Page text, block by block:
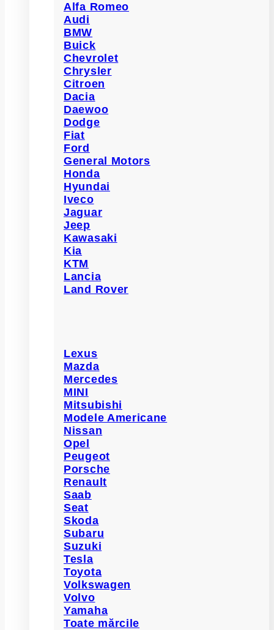
Alfa Romeo
Audi
BMW
Buick
Chevrolet
Chrysler
Citroen
Dacia
Daewoo
Dodge
Fiat
Ford
General Motors
Honda
Hyundai
Iveco
Jaguar
Jeep
Kawasaki
Kia
KTM
Lancia
Land Rover
Lexus
Mazda
Mercedes
MINI
Mitsubishi
Modele Americane
Nissan
Opel
Peugeot
Porsche
Renault
Saab
Seat
Skoda
Subaru
Suzuki
Tesla
Toyota
Volkswagen
Volvo
Yamaha
Toate mărcile